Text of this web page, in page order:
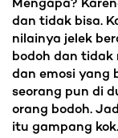
Mengapa?
dan tidak bisa.
nilainya jelek
bodoh dan tidak
dan emosi yang
seorang pun di
orang bodoh.
itu gampang